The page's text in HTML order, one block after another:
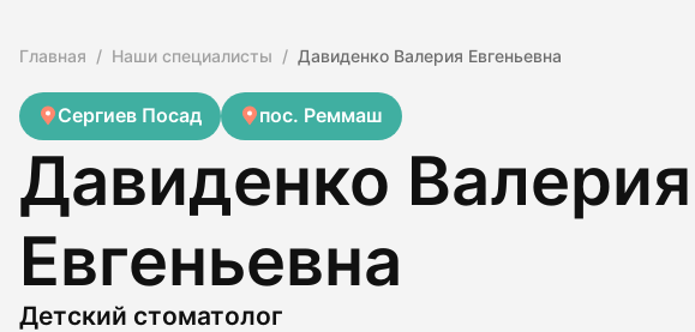
Терапия
Имплантация
Ортодонтия
Документы
Отзывы
Главная Наши специалисты Давиденко Валерия Евгеньевна
Сергиев Посад пос. Реммаш
Давиденко Валерия
Евгеньевна
Детский стоматолог